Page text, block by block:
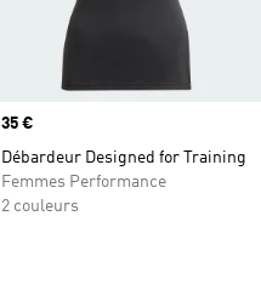
Prix
35 €
Débardeur Designed for Training
Femmes Performance
2 couleurs